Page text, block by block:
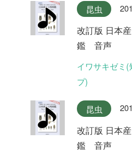
鑑 音声
唱)
改訂版 日本産セミ科
鑑 音声
オオシマゼミ奄美大
昆虫 2018/07/
改訂版 日本産セミ科